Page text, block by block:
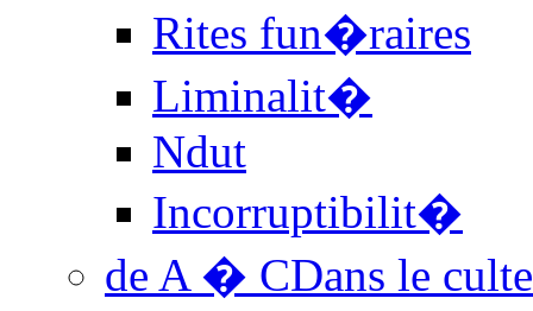
Rites fun�raires
Liminalit�
Ndut
Incorruptibilit�
de A � CDans le